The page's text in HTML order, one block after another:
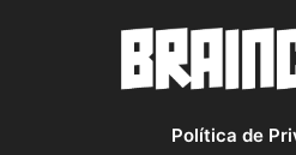
Política de